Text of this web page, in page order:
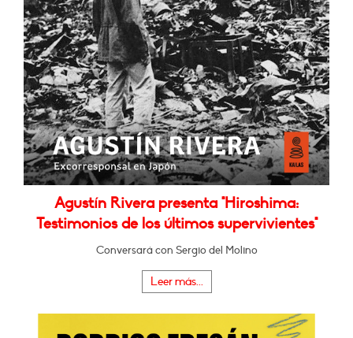
Agustín Rivera presenta "Hiroshima:
Testimonios de los últimos supervivientes"
Conversará con Sergio del Molino
Leer más...